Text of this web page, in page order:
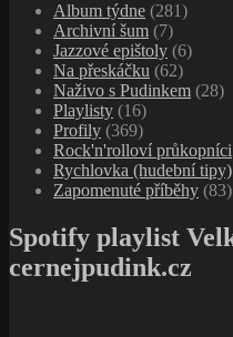
Album týdne (281)
Archivní šum (7)
Jazzové epištoly (6)
Na přeskáčku (62)
Naživo s Pudinkem (28)
Playlisty (16)
Profily (369)
Rock'n'rolloví průkopníci
Rychlovka (hudební tipy)
Zapomenuté příběhy (83)
Spotify playlist
cernejpudink.cz